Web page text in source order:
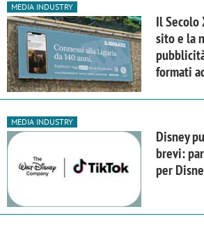
MEDIA INDUSTRY
Il Secolo
sito e la
formati
MEDIA INDUSTRY
Disney
brevi:
per